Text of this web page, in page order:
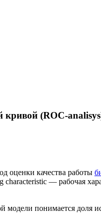
кривой (ROC-
оценки качества работы
— рабочая
понимается доля